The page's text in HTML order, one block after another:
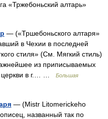
«Тржебоньский алтарь»
— («Тршебоньского алтаря»
в Чехии в последней
стиля» (См. Мягкий стиль)
из приписываемых
церкви в г.… …
Большая
— (Mistr Litomerickeho
названный так по